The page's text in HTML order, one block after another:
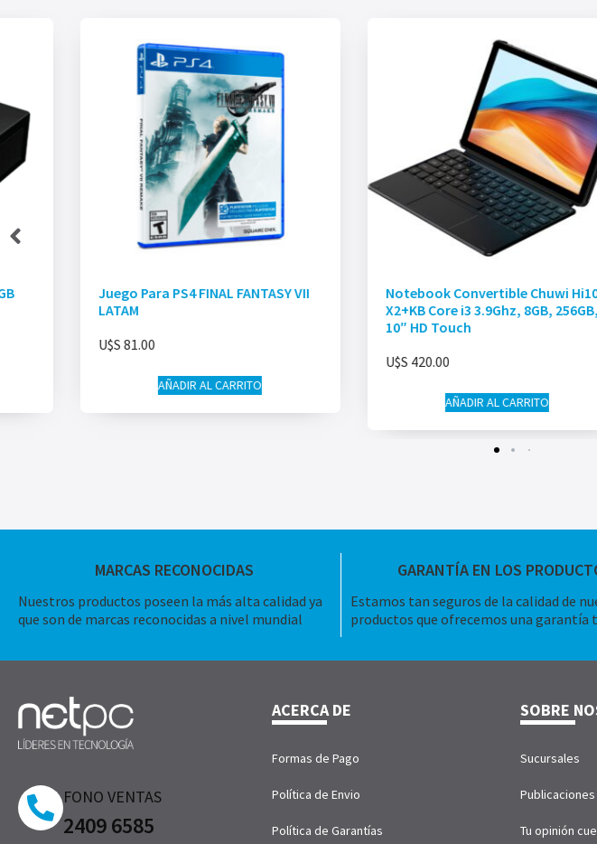
Juego Para PS4 FINAL FANTASY VII
LATAM
U$S 81.00
AÑADIR AL CARRITO
Notebook Convertible Chuwi
X2+KB Core i3 3.9Ghz, 8GB, 256GB,
10″ HD Touch
U$S 420.00
AÑADIR AL CARRITO
MARCAS RECONOCIDAS
Nuestros productos poseen la más alta calidad ya
que son de marcas reconocidas a nivel mundial
GARANTÍA EN LOS
Estamos tan seguros de la calidad de
productos que ofrecemos una garantía
FONO VENTAS
2409 6585
ACERCA DE
Formas de Pago
Política de Envio
Política de Garantías
SOBRE
Sucursales
Publicaciones
Tu opinión